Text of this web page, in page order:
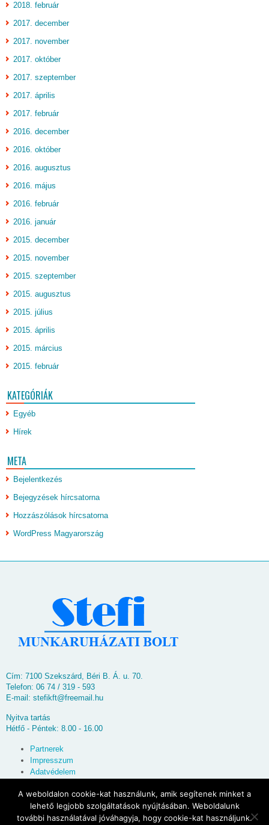
2018. február
2017. december
2017. november
2017. október
2017. szeptember
2017. április
2017. február
2016. december
2016. október
2016. augusztus
2016. május
2016. február
2016. január
2015. december
2015. november
2015. szeptember
2015. augusztus
2015. július
2015. április
2015. március
2015. február
KATEGÓRIÁK
Egyéb
Hírek
META
Bejelentkezés
Bejegyzések hírcsatorna
Hozzászólások hírcsatorna
WordPress Magyarország
Cím: 7100 Szekszárd, Béri B. Á. u. 70.
Telefon: 06 74 / 319 - 593
E-mail: stefikft@freemail.hu
Nyitva tartás
Hétfő - Péntek: 8.00 - 16.00
Partnerek
Impresszum
Adatvédelem
© 2026Stefi Munkaruházati Bolt
A weboldalon cookie-kat használunk, amik segítenek minket a
lehető legjobb szolgáltatások nyújtásában. Weboldalunk
további használatával jóváhagyja, hogy cookie-kat használjunk.